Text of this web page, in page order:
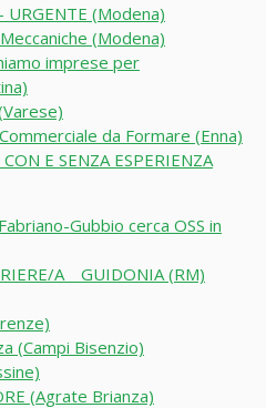
URGENTE (Modena)
(Modena)
imprese per
da Formare (Enna)
E SENZA ESPERIENZA
Gubbio cerca OSS in
A _ GUIDONIA (RM)
(Campi Bisenzio)
(Agrate Brianza)